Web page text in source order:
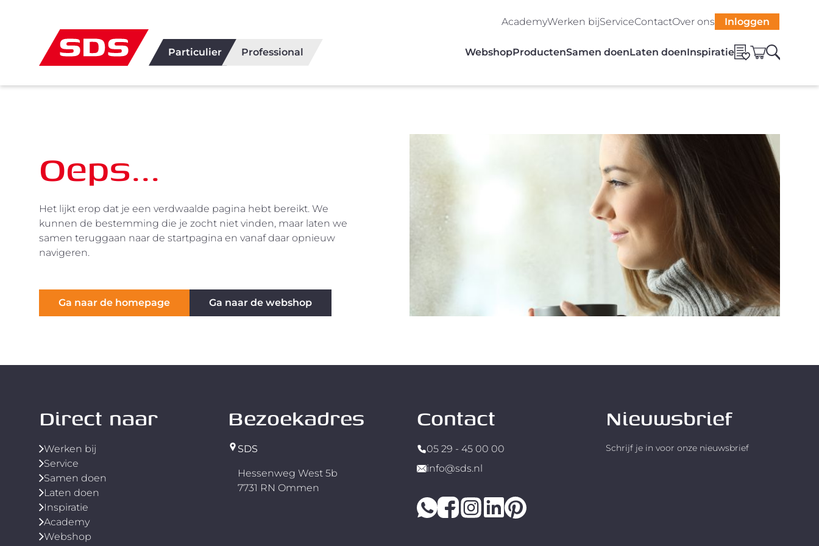
AcademyWerken bijServiceContactOver ons Inloggen
Particulier Professional WebshopProductenSamen doenLaten doenInspiratie
Oeps...
Het lijkt erop dat je een verdwaalde pagina hebt bereikt. We
kunnen de bestemming die je zocht niet vinden, maar laten we
samen teruggaan naar de startpagina en vanaf daar opnieuw
navigeren.
Ga naar de homepage Ga naar de webshop
Direct naar
Werken bij
Service
Samen doen
Laten doen
Inspiratie
Academy
Webshop
Bezoekadres
SDS
Hessenweg West 5b
7731 RN Ommen
Contact
05 29 - 45 00 00
info@sds.nl
Nieuwsbrief
Schrijf je in voor onze nieuwsbrief